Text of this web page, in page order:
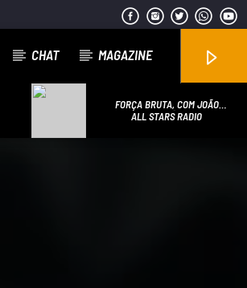
CHAT MAGAZINE
FORÇA BRUTA, COM JOÃO
ROMÃO
ALL STARS RADIO